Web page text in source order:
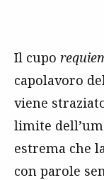
Il cupo
capolavoro
viene
limite
estrema che
con parole